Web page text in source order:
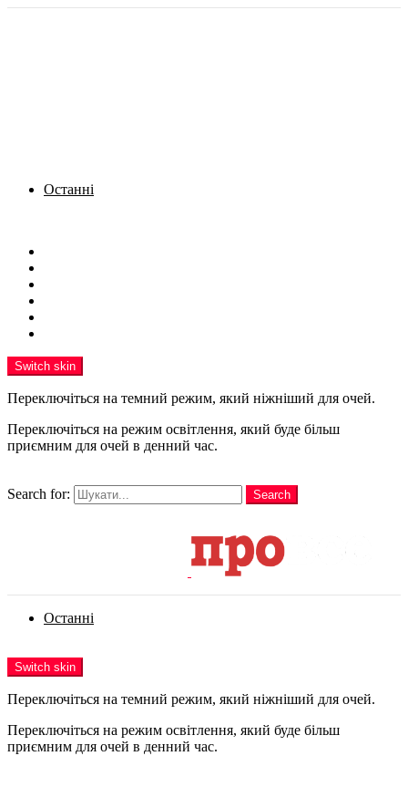
Останні
Switch skin
Переключіться на темний режим, який ніжніший для очей.
Переключіться на режим освітлення, який буде більш
приємним для очей в денний час.
Search for:
Search
Останні
Switch skin
Переключіться на темний режим, який ніжніший для очей.
Переключіться на режим освітлення, який буде більш
приємним для очей в денний час.